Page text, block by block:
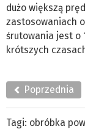
dużo większą
zastosowaniach
śrutowania jest o
krótszych
Poprzednia
Tagi: obróbka